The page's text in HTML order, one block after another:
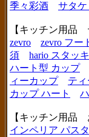
季々彩酒
サタ
【キッチン用品
zevro
zevro フー
須
hario スタッ
ハート型 カップ
ィーカップ
ティ
カップ ハート
【キッチン用品
インペリア パス